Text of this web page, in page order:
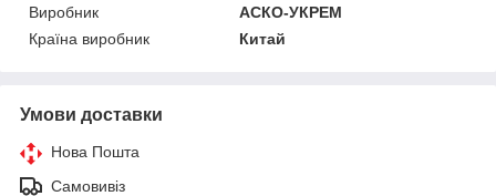
Виробник
АСКО-УКРЕМ
Країна виробник
Китай
Умови доставки
Нова Пошта
Самовивіз